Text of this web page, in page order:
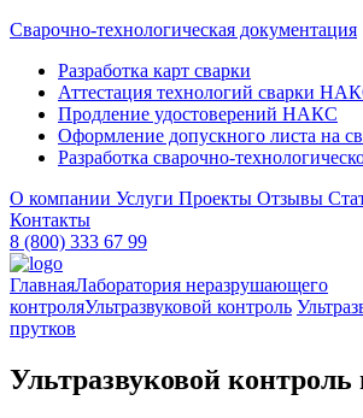
Сварочно-технологическая документация
Разработка карт сварки
Аттестация технологий сварки
Продление удостоверений НАКС
Оформление допускного листа на
Разработка сварочно-
О компании Услуги Проекты Отзывы
Контакты
8 (800) 333 67 99
ГлавнаяЛаборатория неразрушающего
контроляУльтразвуковой контроль
прутков
Ультразвуковой контроль